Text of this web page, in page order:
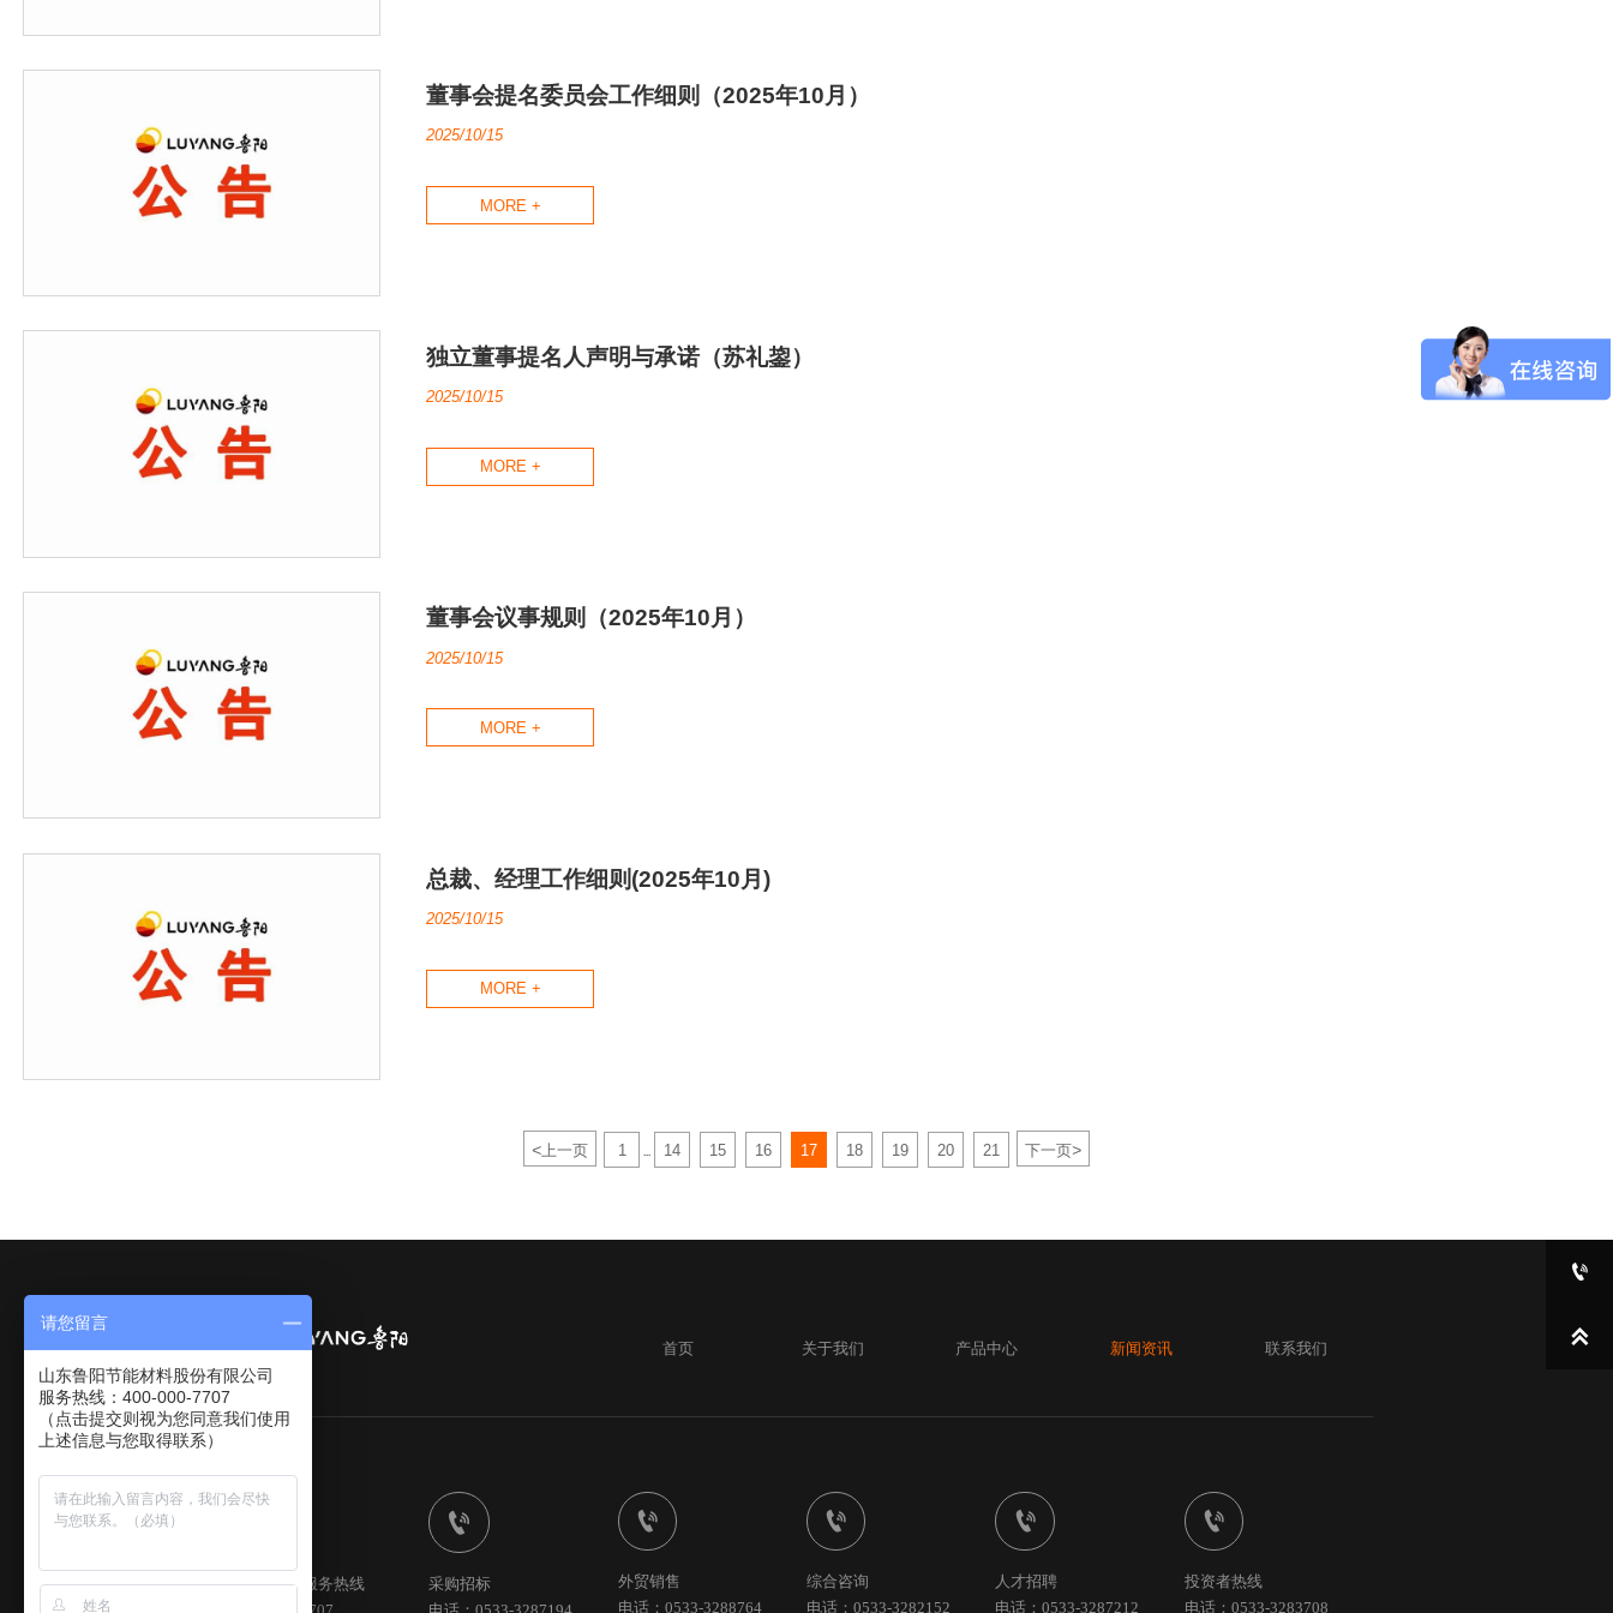
董事会提名委员会工作细则（2025年10月）
2025/10/15
MORE +
独立董事提名人声明与承诺（苏礼鋆）
2025/10/15
MORE +
董事会议事规则（2025年10月）
2025/10/15
MORE +
总裁、经理工作细则(2025年10月)
2025/10/15
MORE +
< 上一页 1 14 15 16 17 18 19 20 21 下一页>
首页 关于我们 产品中心 新闻资讯 联系我们
全国统一服务热线

采购招标

外贸销售
电话：0533-3288764

综合咨询
电话：0533-3282152

人才招聘
电话：0533-3287212

投资者热线
电话：0533-3283708


请您留言
山东鲁阳节能材料股份有限公司
服务热线：400-000-7707
（点击提交则视为您同意我们使用
上述信息与您取得联系）